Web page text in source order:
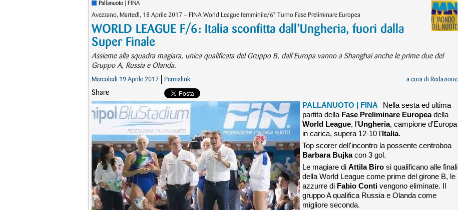
Pallanuoto | FINA
Avezzano, Martedì, 18 Aprile 2017 – FINA World League femminile/6° Turno Fase Preliminare Europea
WORLD LEAGUE F/6: Italia sconfitta dall’Ungheria, fuori dalla
Super Finale
Assieme alla squadra magiara, unica qualificata del Gruppo B, dall’Europa vanno a Shanghai anche le prime due del
Gruppo A, Russia e Olanda.
Mercoledì 19 Aprile 2017 Permalink a cura di Redazione
Share
PALLANUOTO | FINA
Nella sesta ed ultima
partita della Fase Preliminare Europeadella
World League, l'Ungheria, campione d'Europa
in carica, supera 12-10 l'Italia.
Top scorer dell'incontro la possente centroboa
Barbara Bujkacon 3 gol.
Le magiare di Attila Biro si qualificano alle finali
della World League come prime del girone B, le
azzurre di Fabio Conti vengono eliminate. Il
gruppo A qualifica Russia e Olanda come
migliore seconda.